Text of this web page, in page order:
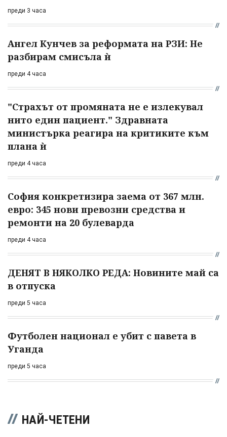
преди 3 часа
Ангел Кунчев за реформата на РЗИ: Не
разбирам смисъла ѝ
преди 4 часа
"Страхът от промяната не е излекувал
нито един пациент." Здравната
министърка реагира на критиките към
плана ѝ
преди 4 часа
София конкретизира заема от 367 млн.
евро: 345 нови превозни средства и
ремонти на 20 булеварда
преди 4 часа
ДЕНЯТ В НЯКОЛКО РЕДА: Новините май са
в отпуска
преди 5 часа
Футболен национал е убит с павета в
Уганда
преди 5 часа
НАЙ-ЧЕТЕНИ